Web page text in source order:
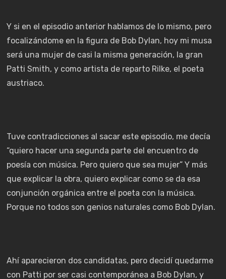
Y si en el episodio anterior hablamos de lo mismo, pero
focalizándome en la figura de Bob Dylan, hoy mi musa
será una mujer de casi la misma generación, la gran
Patti Smith, y como artista de reparto Rilke, el poeta
austriaco.
Tuve contradicciones al sacar este episodio, me decía
“quiero hacer una segunda parte del encuentro de
poesía con música. Pero quiero que sea mujer” Y más
que explicar la obra, quiero explicar como se da esa
conjunción orgánica entre el poeta con la música.
Porque no todos son genios naturales como Bob Dylan.
Ahí aparecieron dos candidatas, pero decidí quedarme
con Patti por ser casi contemporánea a Bob Dylan, y